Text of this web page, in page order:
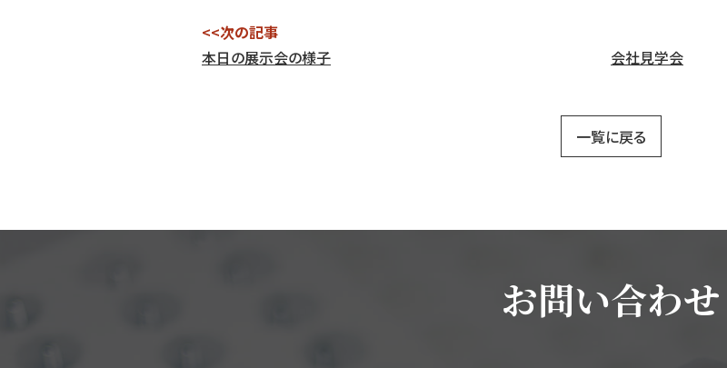
<<次の記事
本日の展示会の様子
会社見学会
一覧に戻る
お問い合わせ